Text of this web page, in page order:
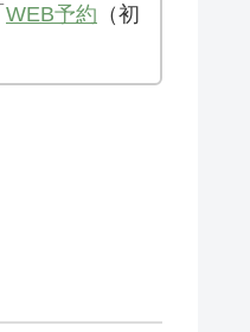
WEB予約 （初